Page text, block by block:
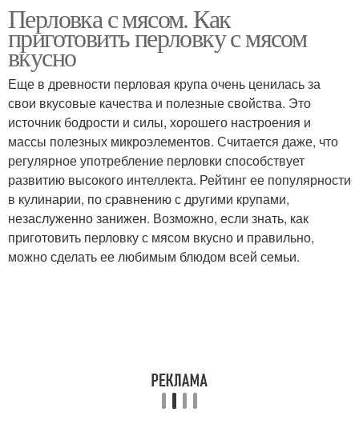
Каша в мультиварке Каша на воде
Каша в духовке Каши в духовке
Перловый суп Перловая крупа
Перловка с мясом. Как
приготовить перловку с мясом
вкусно
Еще в древности перловая крупа очень ценилась за
свои вкусовые качества и полезные свойства. Это
источник бодрости и силы, хорошего настроения и
массы полезных микроэлементов. Считается даже, что
регулярное употребление перловки способствует
развитию высокого интеллекта. Рейтинг ее популярности
в кулинарии, по сравнению с другими крупами,
незаслуженно занижен. Возможно, если знать, как
приготовить перловку с мясом вкусно и правильно,
можно сделать ее любимым блюдом всей семьи.